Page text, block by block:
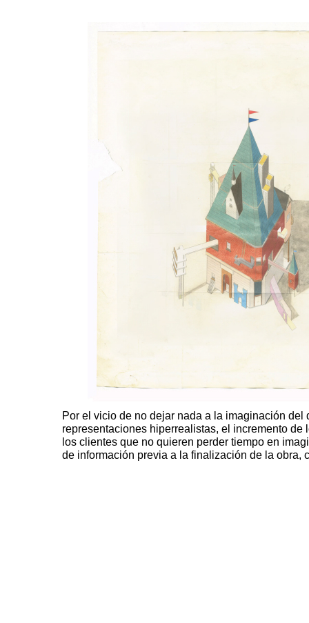
Por el vicio de no dejar nada a la imaginación del
representaciones hiperrealistas, el incremento
los clientes que no quieren perder tiempo en
de información previa a la finalización de la obra,